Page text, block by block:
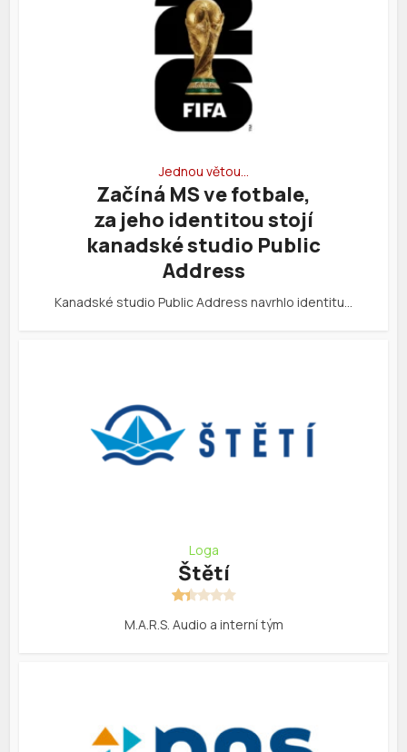
Jednou větou…
Začíná MS ve fotbale,
za jeho identitou stojí
kanadské studio Public
Address
Kanadské studio Public Address navrhlo identitu…
Loga
Štětí
M.A.R.S. Audio a interní tým